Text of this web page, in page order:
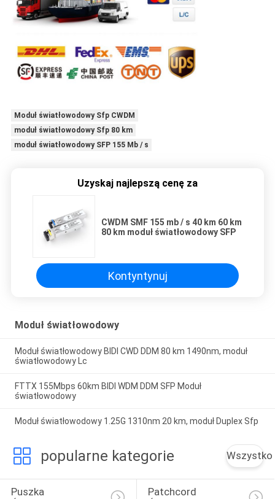
Moduł światłowodowy Sfp CWDM
moduł światłowodowy Sfp 80 km
moduł światłowodowy SFP 155 Mb / s
Uzyskaj najlepszą cenę za
CWDM SMF 155 mb / s 40 km 60 km
80 km moduł światłowodowy SFP
Kontyntynuj
Moduł światłowodowy
Moduł światłowodowy BIDI CWD DDM 80 km 1490nm, moduł
światłowodowy Lc
FTTX 155Mbps 60km BIDI WDM DDM SFP Moduł
światłowodowy
Moduł światłowodowy 1.25G 1310nm 20 km, moduł Duplex Sfp
popularne kategorie Wszystko
Puszka
Patchcord